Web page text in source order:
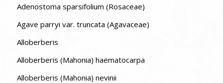
Adenostoma sparsifolium (Rosaceae)
Agave parryi var. truncata (Agavaceae)
Alloberberis
Alloberberis (Mahonia) haematocarpa
Alloberberis (Mahonia) nevinii